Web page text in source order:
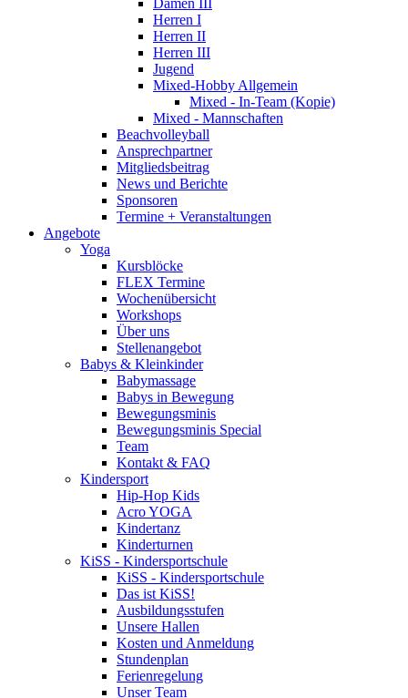
Damen III
Herren I
Herren II
Herren III
Jugend
Mixed-Hobby Allgemein
Mixed - In-Team (Kopie)
Mixed - Mannschaften
Beachvolleyball
Ansprechpartner
Mitgliedsbeitrag
News und Berichte
Sponsoren
Termine + Veranstaltungen
Angebote
Yoga
Kursblöcke
FLEX Termine
Wochenübersicht
Workshops
Über uns
Stellenangebot
Babys & Kleinkinder
Babymassage
Babys in Bewegung
Bewegungsminis
Bewegungsminis Special
Team
Kontakt & FAQ
Kindersport
Hip-Hop Kids
Acro YOGA
Kindertanz
Kinderturnen
KiSS - Kindersportschule
KiSS - Kindersportschule
Das ist KiSS!
Ausbildungsstufen
Unsere Hallen
Kosten und Anmeldung
Stundenplan
Ferienregelung
Unser Team